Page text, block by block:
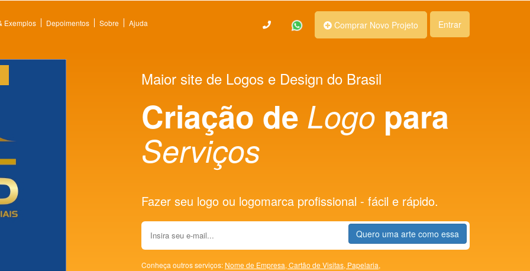
Exemplos Depoimentos Sobre Ajuda Comprar Novo Projeto Entrar
Maior site de Logos e Design do Brasil
Criação de Logo para
Serviços
Fazer seu logo ou logomarca profissional - fácil e rápido.
Quero uma arte como essa
Conheça outros serviços: Nome de Empresa, Cartão de Visitas, Papelaria,